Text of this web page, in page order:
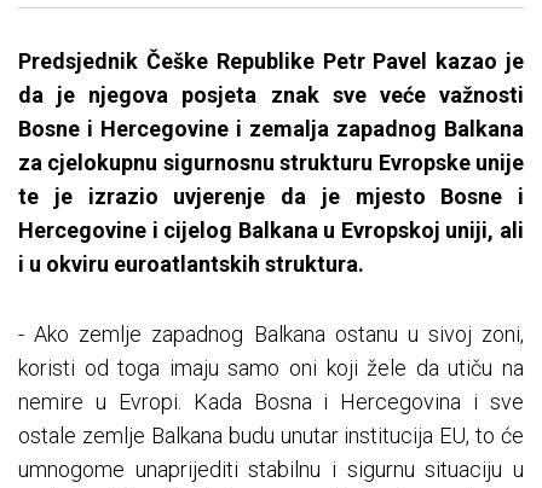
Predsjednik Češke Republike Petr Pavel kazao je
da je njegova posjeta znak sve veće važnosti
Bosne i Hercegovine i zemalja zapadnog Balkana
za cjelokupnu sigurnosnu strukturu Evropske unije
te je izrazio uvjerenje da je mjesto Bosne i
Hercegovine i cijelog Balkana u Evropskoj uniji, ali
i u okviru euroatlantskih struktura.
- Ako zemlje zapadnog Balkana ostanu u sivoj zoni,
koristi od toga imaju samo oni koji žele da utiču na
nemire u Evropi. Kada Bosna i Hercegovina i sve
ostale zemlje Balkana budu unutar institucija EU, to će
umnogome unaprijediti stabilnu i sigurnu situaciju u